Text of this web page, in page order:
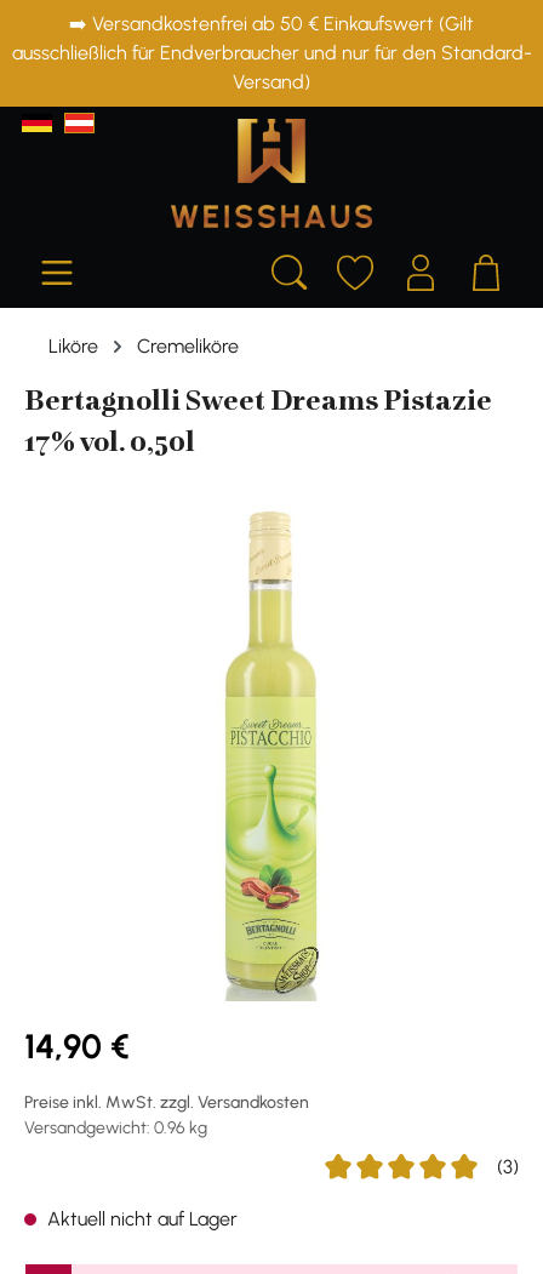
springen
➡️ Versandkostenfrei ab 50 € Einkaufswert (Gilt
ausschließlich für Endverbraucher und nur für den Standard-
Versand)
Liköre Cremeliköre
Bertagnolli Sweet Dreams Pistazie
17% vol. 0,50l
14,90 €
Preise inkl. MwSt. zzgl. Versandkosten
Versandgewicht: 0.96 kg
(3)
Aktuell nicht auf Lager